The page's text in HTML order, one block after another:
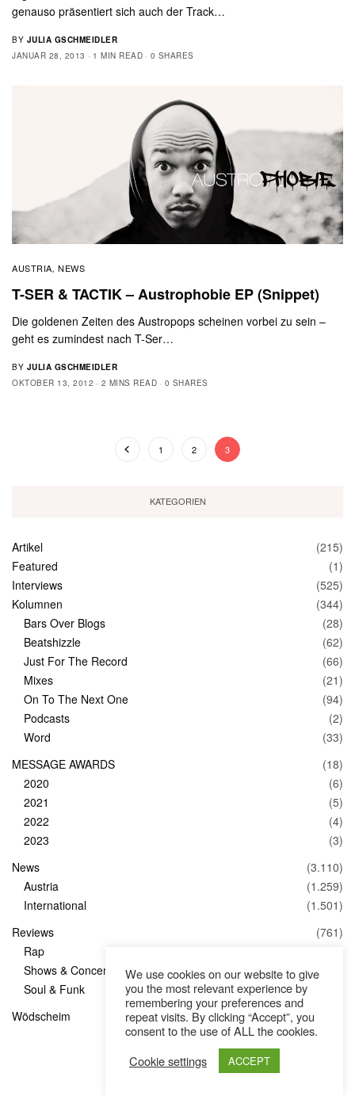
genauso präsentiert sich auch der Track…
BY JULIA GSCHMEIDLER
JANUAR 28, 2013
1 MIN READ 0 SHARES
AUSTRIA, NEWS
T-SER & TACTIK – Austrophobie EP (Snippet)
Die goldenen Zeiten des Austropops scheinen vorbei zu sein –
geht es zumindest nach T-Ser…
BY JULIA GSCHMEIDLER
OKTOBER 13, 2012
2 MINS READ 0 SHARES
1 2 3
KATEGORIEN
Artikel
(215)
Featured
(1)
Interviews
(525)
Kolumnen
(344)
Bars Over Blogs
(28)
Beatshizzle
(62)
Just For The Record
(66)
Mixes
(21)
On To The Next One
(94)
Podcasts
(2)
Word
(33)
MESSAGE AWARDS
(18)
2020
(6)
2021
(5)
2022
(4)
2023
(3)
News
(3.110)
Austria
(1.259)
International
(1.501)
Reviews
(761)
Rap
Shows & Concerts
(347)
Soul & Funk
Wödscheim
We use cookies on our website to give
you the most relevant experience by
remembering your preferences and
repeat visits. By clicking “Accept”, you
consent to the use of ALL the cookies.
Cookie settings
ACCEPT